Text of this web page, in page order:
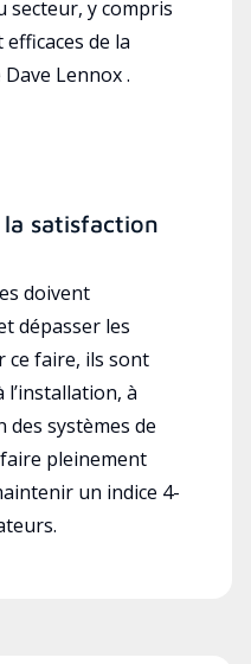
secteur, y compris
de la
Lennox .
satisfaction
doivent
dépasser les
ce faire, ils sont
à
des systèmes de
pleinement
un indice 4-